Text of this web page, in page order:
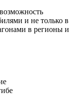
и не только в
в регионы и